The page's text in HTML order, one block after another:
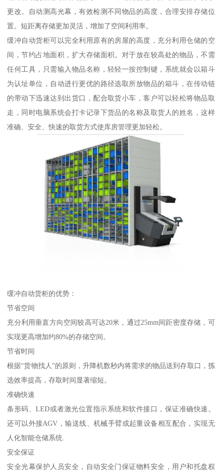
更改。自动测高光幕，有效检测不同物品的高度，合理安排存储位
置。短距离存储更加灵活，增加了空间利用率。
缓冲自动货柜可以完全利用原有的房屋的高度，充分利用仓储的空
间，节约占地面积，扩大存储面积。对于放在较高处的物品，不需
任何工具，只需输入物品名称，轻轻一按控制键，系统就会以箱斗
为认址单位，自动进行更优的路径选取所放物品的箱斗，在传动链
的带动下迅速达到出货口，配合取货小车，客户可以轻松将物品取
走，同时电脑系统会打卡记录下货品的名称及取货人的姓名，这样
准确、安全、快速的取货方式使库房管理更加轻松。
缓冲自动货柜的优势：
节省空间
充分利用垂直方向空间较高可达20米，通过25mm间距密度存储，可
实现更高增加约80%的存储空间。
节省时间
根据“货物找人”的原则，升降机数秒内将需求的物品送到存取口，拣
选效率提高，存取时间显著缩短。
准确快速
条形码、LED或者激光位置指示系统和软件接口，保证准确快速。
还可以外接AGV，输送线、机械手臂或起重设备相互配合，实现无
人化智能仓储系统.
安全保证
安全光幕保护人员安全，自动安全门保证物料安全，用户和托盘权